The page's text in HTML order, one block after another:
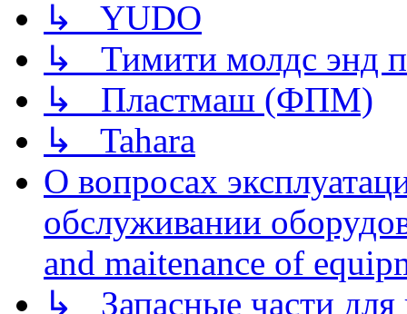
↳ YUDO
↳ Тимити молдс энд
↳ Пластмаш (ФПМ)
↳ Tahara
О вопросах
обслуживании
and maitenance of
↳ Запасные части для